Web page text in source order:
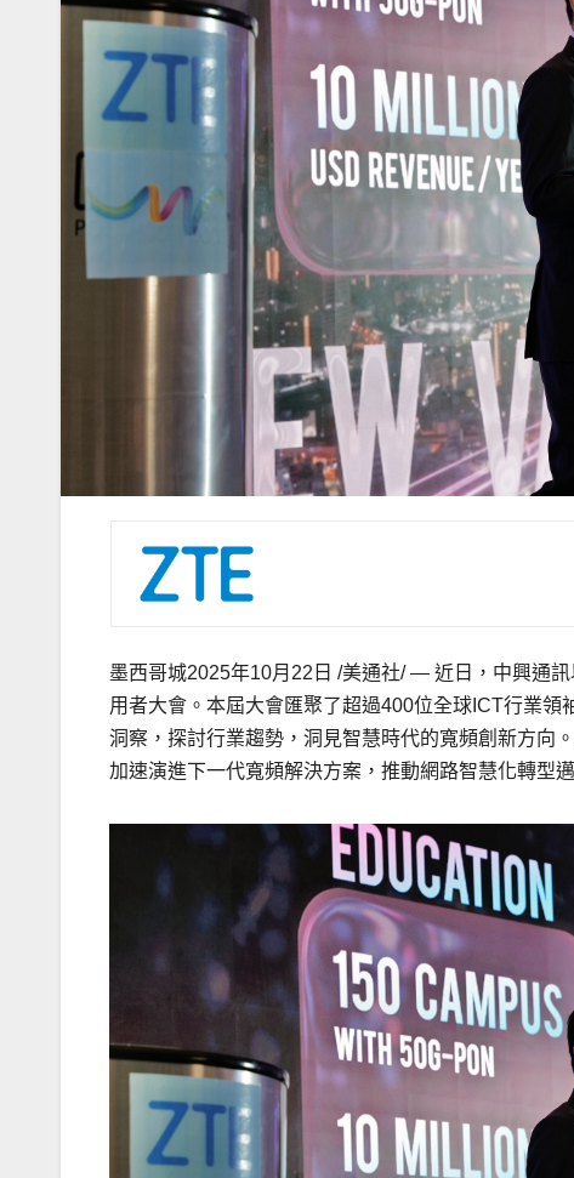
墨西哥城2025年10月22日 /美通社/ — 近日，中興通
用者大會。本屆大會匯聚了超過400位全球ICT行業
洞察，探討行業趨勢，洞見智慧時代的寬頻創新方向
加速演進下一代寬頻解決方案，推動網路智慧化轉型